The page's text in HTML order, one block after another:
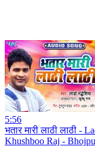
5:56
भतार मारी लाठी लाठी -
Khushboo Raj -